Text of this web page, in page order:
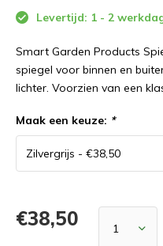
Levertijd: 1 - 2
Smart Garden Products
spiegel voor binnen en
lichter. Voorzien van een
Maak een keuze: *
€38,50